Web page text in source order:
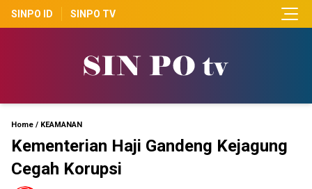
SINPO ID SINPO TV
Home / KEAMANAN
Kementerian Haji Gandeng Kejagung
Cegah Korupsi